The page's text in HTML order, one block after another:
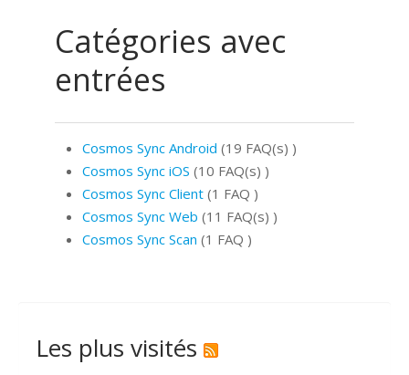
Catégories avec
entrées
Cosmos Sync Android (19 FAQ(s) )
Cosmos Sync iOS (10 FAQ(s) )
Cosmos Sync Client (1 FAQ )
Cosmos Sync Web (11 FAQ(s) )
Cosmos Sync Scan (1 FAQ )
Les plus visités